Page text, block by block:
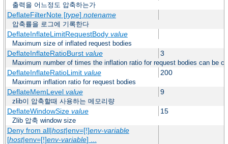
출력을 어느정도 압축하는가
DeflateFilterNote [type] notename
압축률을 로그에 기록한다
DeflateInflateLimitRequestBody value
Maximum size of inflated request bodies
DeflateInflateRatioBurst value 3
Maximum number of times the inflation ratio for request bodies can be
DeflateInflateRatioLimit value 200
Maximum inflation ratio for request bodies
DeflateMemLevel value 9
zlib이 압축할때 사용하는 메모리량
DeflateWindowSize value 15
Zlib 압축 window size
Deny from all|host|env=[!]env-variable
[host|env=[!]env-variable] ...